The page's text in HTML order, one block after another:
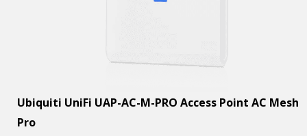
Ubiquiti UniFi UAP-AC-M-PRO Access Point AC Mesh
Pro